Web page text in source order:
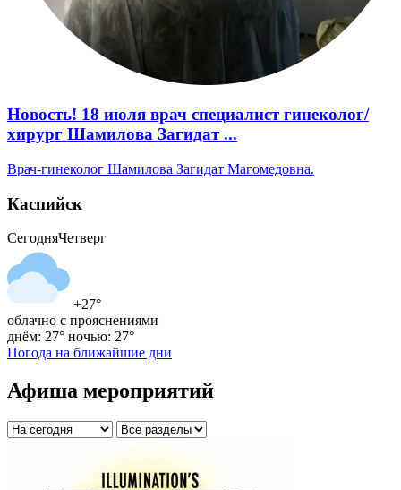
Новость! 18 июля врач специалист гинеколог/
хирург Шамилова Загидат ...
Врач-гинеколог Шамилова Загидат Магомедовна.
Каспийск
СегодняЧетверг
+27°
облачно с прояснениями
днём: 27° ночью: 27°
Погода на ближайшие дни
Афиша мероприятий